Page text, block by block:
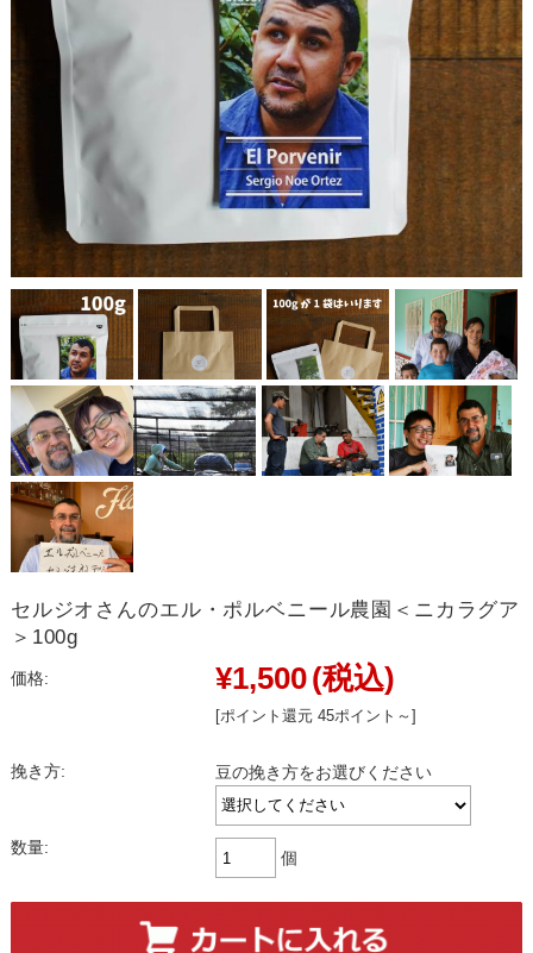
セルジオさんのエル・ポルベニール農園＜ニカラグア
＞100g
価格: ¥1,500(税込)
[ポイント還元 45ポイント～]
挽き方: 豆の挽き方をお選びください
数量:
個